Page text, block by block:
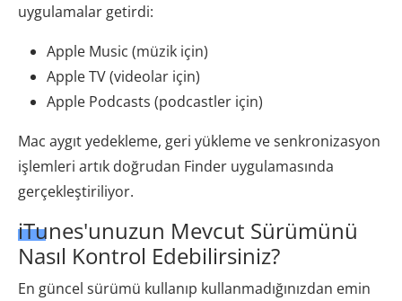
uygulamalar getirdi:
Apple Music (müzik için)
Apple TV (videolar için)
Apple Podcasts (podcastler için)
Mac aygıt yedekleme, geri yükleme ve senkronizasyon
işlemleri artık doğrudan Finder uygulamasında
gerçekleştiriliyor.
iTunes'unuzun Mevcut Sürümünü
Nasıl Kontrol Edebilirsiniz?
En güncel sürümü kullanıp kullanmadığınızdan emin